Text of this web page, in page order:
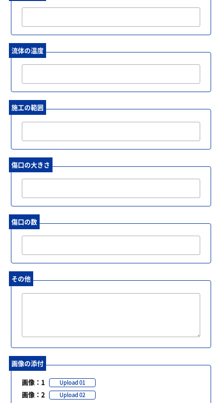
流体の温度
施工の範囲
傷口の大きさ
傷口の数
その他
画像の添付
画像：1 Upload 01
画像：2 Upload 02